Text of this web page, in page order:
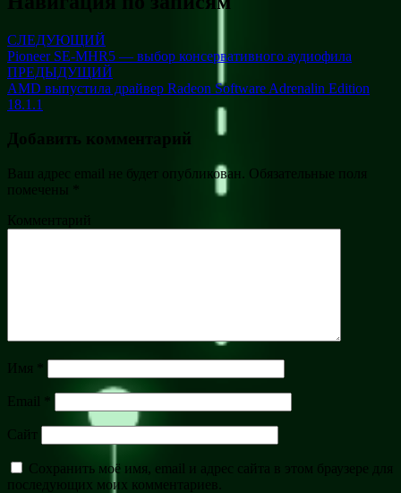
СЛЕДУЮЩИЙ
Pioneer SE-MHR5 — выбор консервативного аудиофила
ПРЕДЫДУЩИЙ
AMD выпустила драйвер Radeon Software Adrenalin Edition
18.1.1
Добавить комментарий
Ваш адрес email не будет опубликован. Обязательные поля
помечены
Комментарий
Имя
Email
Сайт
Сохранить моё имя, email и адрес сайта в этом браузере для
последующих моих комментариев.